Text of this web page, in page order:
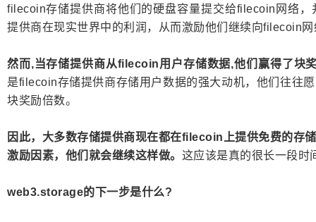
filecoin存储提供商将他们的硬盘容量提交给filecoin网络
提供商在现实世界中的利润，从而激励他们继续向filecoin
然而,当存储提供商从filecoin用户存储数据,他们赢得了块
是filecoin存储提供商存储用户数据的强大动机，他们往往
块奖励倍数。
因此，大多数存储提供商现在都在filecoin上提供免费的存
激励因素，他们就会继续这样做。 这应该是真的很长一段时
web3.storage的下一步是什么?